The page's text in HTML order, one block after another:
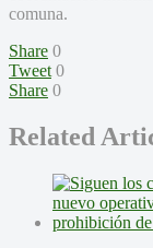
comuna.
Share 0
Tweet 0
Share 0
Related